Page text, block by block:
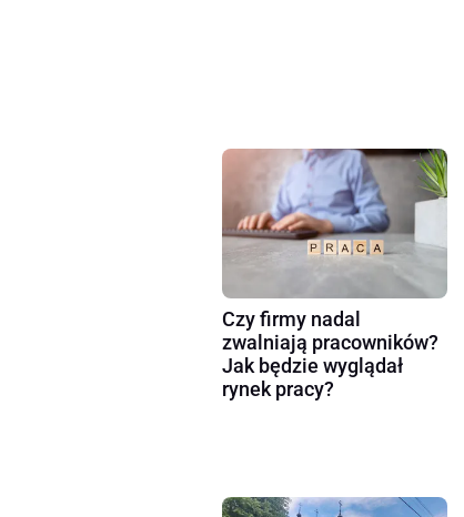
Czy firmy nadal
zwalniają pracowników?
Jak będzie wyglądał
rynek pracy?